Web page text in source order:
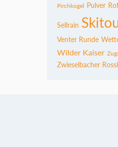
Pirchkogel Pulver
Sellrain
Venter Runde
Wilder Kaiser
Zwieselbacher